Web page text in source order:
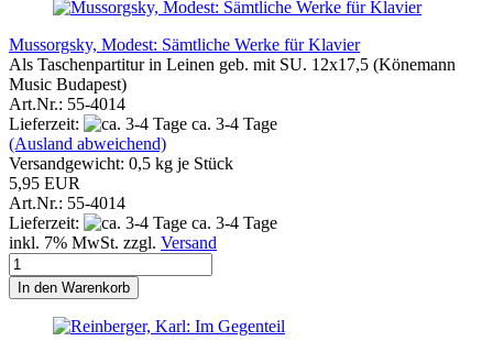
Mussorgsky, Modest: Sämtliche Werke für Klavier
Als Taschenpartitur in Leinen geb. mit SU. 12x17,5 (Könemann
Music Budapest)
Art.Nr.: 55-4014
Lieferzeit:
ca. 3-4 Tage
(Ausland abweichend)
Versandgewicht: 0,5 kg je Stück
5,95 EUR
Art.Nr.: 55-4014
Lieferzeit:
ca. 3-4 Tage
inkl. 7% MwSt. zzgl. Versand
In den Warenkorb